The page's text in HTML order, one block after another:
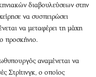
διαβουλεύσεων στην
να συσπειρώσει
να μεταφέρει τη μάχη
προσκήνιο.
αναμένεται να
Στρίτινγκ, ο οποίος